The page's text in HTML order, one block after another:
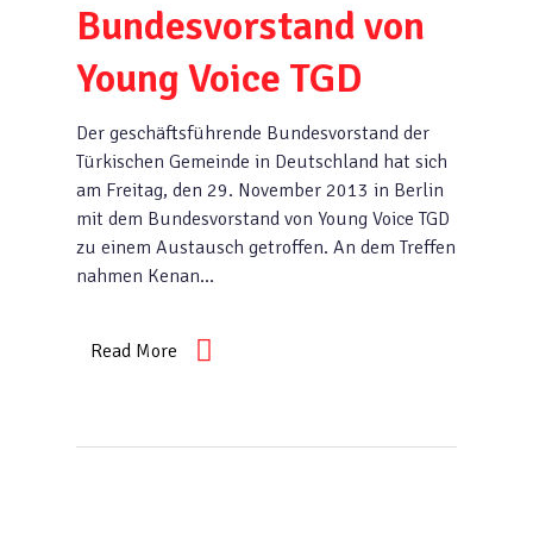
Bundesvorstand von
Young Voice TGD
Der geschäftsführende Bundesvorstand der
Türkischen Gemeinde in Deutschland hat sich
am Freitag, den 29. November 2013 in Berlin
mit dem Bundesvorstand von Young Voice TGD
zu einem Austausch getroffen. An dem Treffen
nahmen Kenan…
Read More